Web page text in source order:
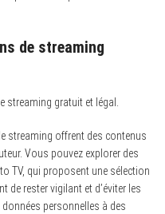
de streaming
streaming gratuit et légal.
streaming offrent des contenus
Vous pouvez explorer des
TV, qui proposent une sélection
de rester vigilant et d’éviter les
personnelles à des